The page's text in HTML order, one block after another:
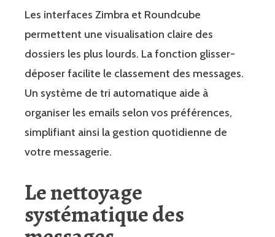
Les interfaces Zimbra et Roundcube
permettent une visualisation claire des
dossiers les plus lourds. La fonction glisser-
déposer facilite le classement des messages.
Un système de tri automatique aide à
organiser les emails selon vos préférences,
simplifiant ainsi la gestion quotidienne de
votre messagerie.
Le nettoyage
systématique des